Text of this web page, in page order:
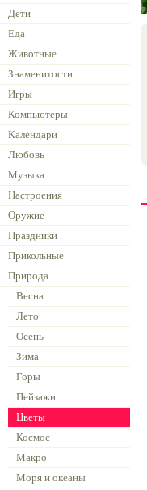
Дети
Еда
Животные
Знаменитости
Игры
Компьютеры
Календари
Любовь
Музыка
Настроения
Оружие
Праздники
Прикольные
Природа
Весна
Лето
Осень
Зима
Горы
Пейзажи
Цветы
Космос
Макро
Моря и океаны